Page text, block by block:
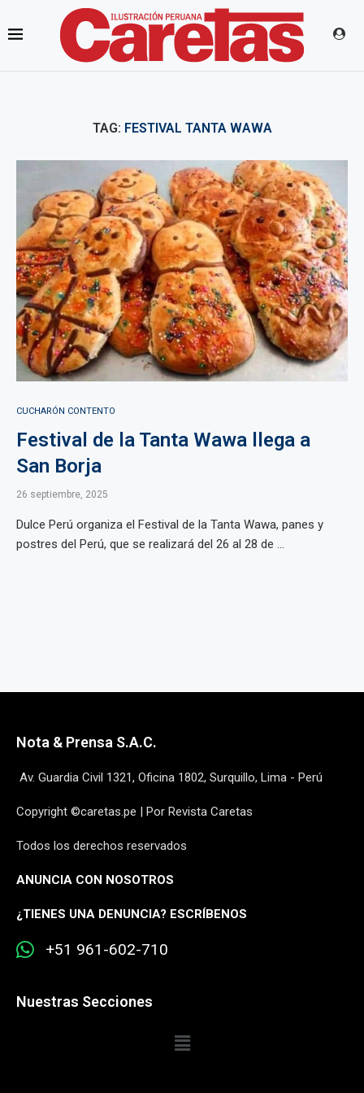
TAG: FESTIVAL TANTA WAWA
CUCHARÓN CONTENTO
Festival de la Tanta Wawa llega a
San Borja
26 septiembre, 2025
Dulce Perú organiza el Festival de la Tanta Wawa, panes y
postres del Perú, que se realizará del 26 al 28 de ...
Nota & Prensa S.A.C.
Av. Guardia Civil 1321, Oficina 1802, Surquillo, Lima - Perú
Copyright ©caretas.pe | Por Revista Caretas
Todos los derechos reservados
ANUNCIA CON NOSOTROS
¿TIENES UNA DENUNCIA? ESCRÍBENOS
+51 961-602-710
Nuestras Secciones